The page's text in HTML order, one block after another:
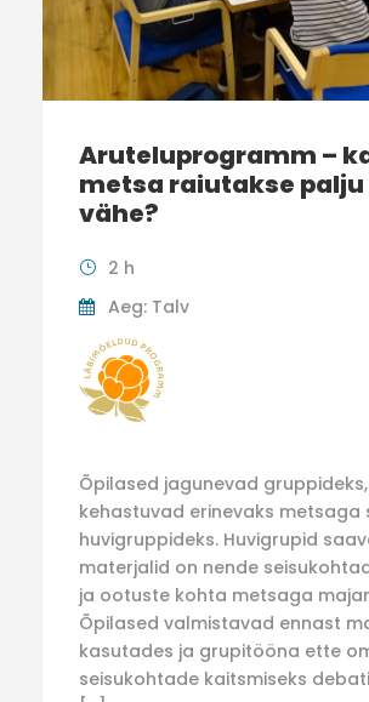
Aruteluprogramm –
metsa raiutakse palju
vähe?
2 h
Aeg: Talv
Õpilased jagunevad
kehastuvad erinevaks metsaga
huvigruppideks. Huvigrupid
materjalid on nende
ja ootuste kohta metsaga
Õpilased valmistavad ennast
kasutades ja grupitööna ette
seisukohtade kaitsmiseks